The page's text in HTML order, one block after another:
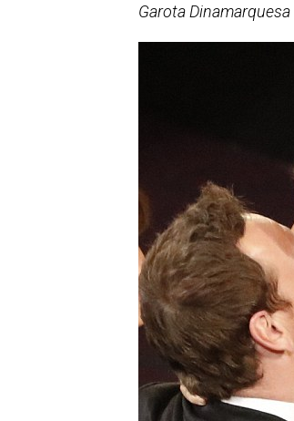
Garota Dinamarquesa